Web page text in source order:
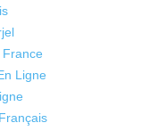
Ligne